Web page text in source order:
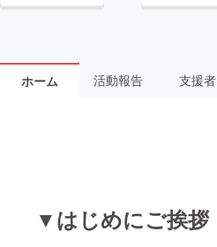
ホーム 活動報告 支援者
▼はじめにご挨拶